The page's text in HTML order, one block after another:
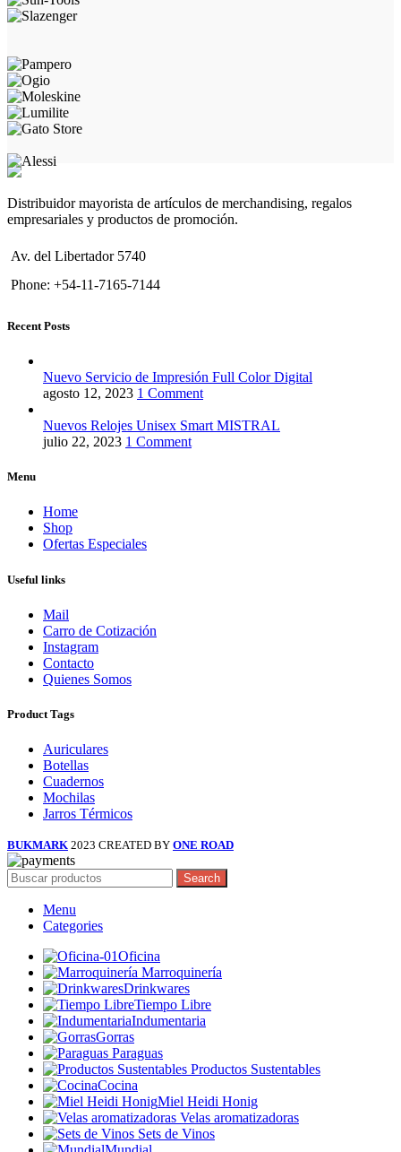
Distribuidor mayorista de artículos de merchandising, regalos
empresariales y productos de promoción.
Av. del Libertador 5740
Phone: +54-11-7165-7144
Recent Posts
Nuevo Servicio de Impresión Full Color Digital
agosto 12, 2023 1 Comment
Nuevos Relojes Unisex Smart MISTRAL
julio 22, 2023 1 Comment
Menu
Home
Shop
Ofertas Especiales
Useful links
Mail
Carro de Cotización
Instagram
Contacto
Quienes Somos
Product Tags
Auriculares
Botellas
Cuadernos
Mochilas
Jarros Térmicos
BUKMARK 2023 CREATED BY ONE ROAD
Search
Menu
Categories
Oficina
Marroquinería
Drinkwares
Tiempo Libre
Indumentaria
Gorras
Paraguas
Productos Sustentables
Cocina
Miel Heidi Honig
Velas aromatizadoras
Sets de Vinos